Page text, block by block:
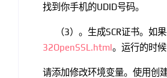
找到你手机的UDID号码。
（3）。生成SCR证书。如果
32OpenSSL.html。运行的时
请添加修改环境变量。使用创